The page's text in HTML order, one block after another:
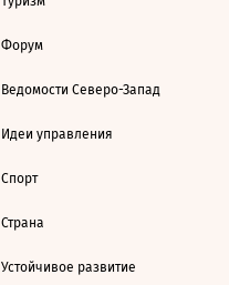
Форум
Ведомости Северо-Запад
Идеи управления
Спорт
Страна
Устойчивое развитие